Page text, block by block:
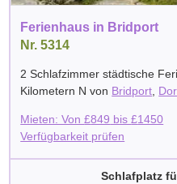
Ferienhaus in Bridport
Nr. 5314
2 Schlafzimmer städtische
Kilometern N von Bridport,
Mieten: Von£849 bis£1450
Verfügbarkeit prüfen
Schlafplatz